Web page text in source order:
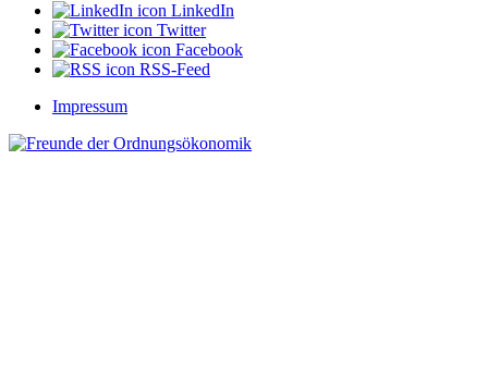
LinkedIn
Twitter
Facebook
RSS-Feed
Impressum